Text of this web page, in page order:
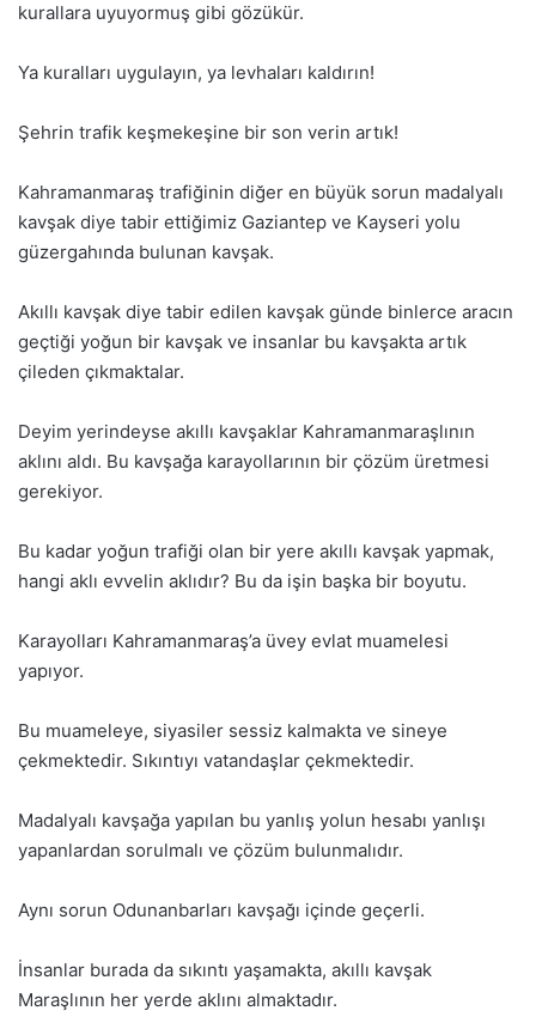
kurallara uyuyormuş gibi gözükür.
Ya kuralları uygulayın, ya levhaları kaldırın!
Şehrin trafik keşmekeşine bir son verin artık!
Kahramanmaraş trafiğinin diğer en büyük sorun madalyalı
kavşak diye tabir ettiğimiz Gaziantep ve Kayseri yolu
güzergahında bulunan kavşak.
Akıllı kavşak diye tabir edilen kavşak günde binlerce aracın
geçtiği yoğun bir kavşak ve insanlar bu kavşakta artık
çileden çıkmaktalar.
Deyim yerindeyse akıllı kavşaklar Kahramanmaraşlının
aklını aldı. Bu kavşağa karayollarının bir çözüm üretmesi
gerekiyor.
Bu kadar yoğun trafiği olan bir yere akıllı kavşak yapmak,
hangi aklı evvelin aklıdır? Bu da işin başka bir boyutu.
Karayolları Kahramanmaraş’a üvey evlat muamelesi
yapıyor.
Bu muameleye, siyasiler sessiz kalmakta ve sineye
çekmektedir. Sıkıntıyı vatandaşlar çekmektedir.
Madalyalı kavşağa yapılan bu yanlış yolun hesabı yanlışı
yapanlardan sorulmalı ve çözüm bulunmalıdır.
Aynı sorun Odunanbarları kavşağı içinde geçerli.
İnsanlar burada da sıkıntı yaşamakta, akıllı kavşak
Maraşlının her yerde aklını almaktadır.